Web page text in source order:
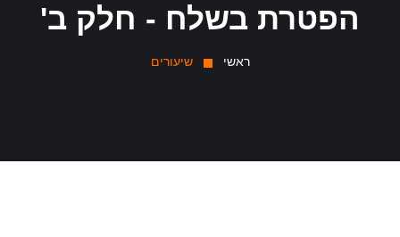
הפטרת בשלח - חלק ב'
ראשי שיעורים